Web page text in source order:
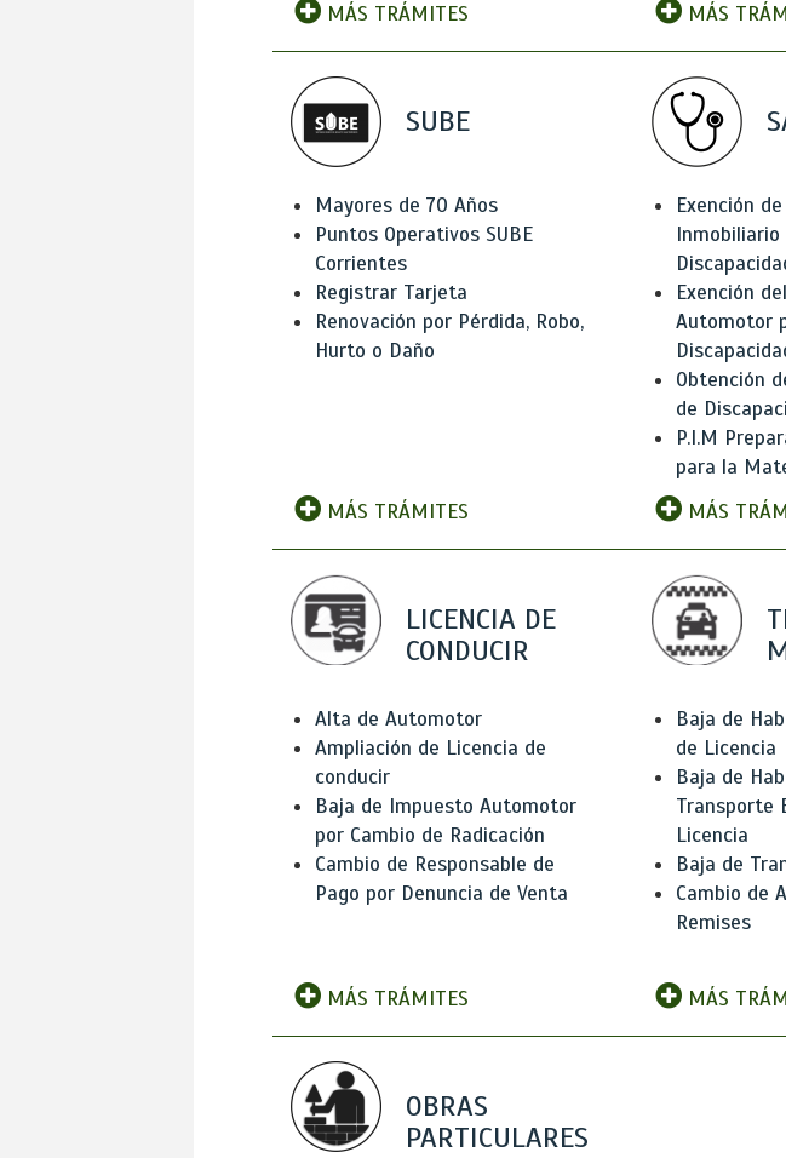
MÁS TRÁMITES MÁS
SUBE
Mayores de 70 Años
Puntos Operativos SUBE
Corrientes
Registrar Tarjeta
Renovación por Pérdida, Robo,
Hurto o Daño
MÁS TRÁMITES
Exención
Exención
Automotor
Obtención
de
P.I.M
para la
MÁS
LICENCIA DE
CONDUCIR
Alta de Automotor
Ampliación de Licencia de
conducir
Baja de Impuesto Automotor
por Cambio de Radicación
Cambio de Responsable de
Pago por Denuncia de Venta
MÁS TRÁMITES
Baja de
de Licencia
Baja de
Transporte
Licencia
Baja de
Cambio de
Remises
MÁS
OBRAS
PARTICULARES